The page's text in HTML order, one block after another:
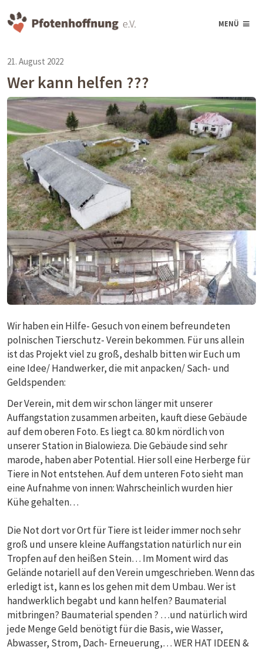
MENÜ
21. August 2022
Wer kann helfen ???
Wir haben ein Hilfe- Gesuch von einem befreundeten
polnischen Tierschutz- Verein bekommen. Für uns allein
ist das Projekt viel zu groß, deshalb bitten wir Euch um
eine Idee/ Handwerker, die mit anpacken/ Sach- und
Geldspenden:
Der Verein, mit dem wir schon länger mit unserer
Auffangstation zusammen arbeiten, kauft diese Gebäude
auf dem oberen Foto. Es liegt ca. 80 km nördlich von
unserer Station in Bialowieza. Die Gebäude sind sehr
marode, haben aber Potential. Hier soll eine Herberge für
Tiere in Not entstehen. Auf dem unteren Foto sieht man
eine Aufnahme von innen: Wahrscheinlich wurden hier
Kühe gehalten…
Die Not dort vor Ort für Tiere ist leider immer noch sehr
groß und unsere kleine Auffangstation natürlich nur ein
Tropfen auf den heißen Stein… Im Moment wird das
Gelände notariell auf den Verein umgeschrieben. Wenn das
erledigt ist, kann es los gehen mit dem Umbau. Wer ist
handwerklich begabt und kann helfen? Baumaterial
mitbringen? Baumaterial spenden ? …und natürlich wird
jede Menge Geld benötigt für die Basis, wie Wasser,
Abwasser, Strom, Dach- Erneuerung,… WER HAT IDEEN &